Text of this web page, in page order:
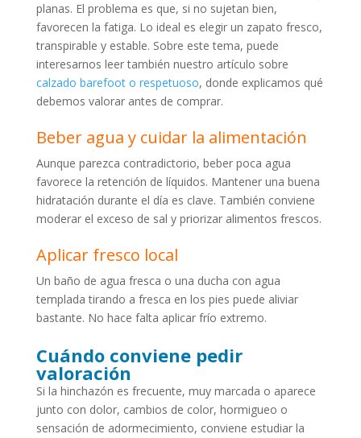
planas. El problema es que, si no sujetan bien,
favorecen la fatiga. Lo ideal es elegir un zapato fresco,
transpirable y estable. Sobre este tema, puede
interesarnos leer también nuestro artículo sobre
calzado barefoot o respetuoso, donde explicamos qué
debemos valorar antes de comprar.
Beber agua y cuidar la alimentación
Aunque parezca contradictorio, beber poca agua
favorece la retención de líquidos. Mantener una buena
hidratación durante el día es clave. También conviene
moderar el exceso de sal y priorizar alimentos frescos.
Aplicar fresco local
Un baño de agua fresca o una ducha con agua
templada tirando a fresca en los pies puede aliviar
bastante. No hace falta aplicar frío extremo.
Cuándo conviene pedir
valoración
Si la hinchazón es frecuente, muy marcada o aparece
junto con dolor, cambios de color, hormigueo o
sensación de adormecimiento, conviene estudiar la